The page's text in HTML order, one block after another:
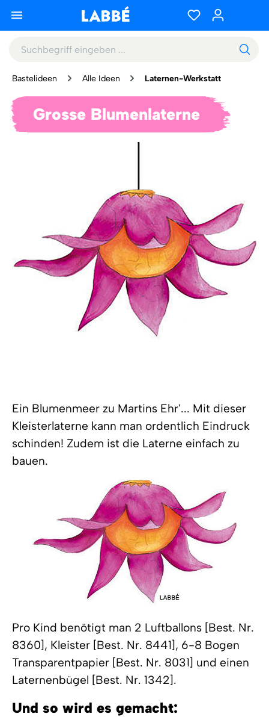
Bastelideen Alle Ideen Laternen-Werkstatt
Grosse Blumenlaterne
Ein Blumenmeer zu Martins Ehr'... Mit dieser
Kleisterlaterne kann man ordentlich Eindruck
schinden! Zudem ist die Laterne einfach zu
bauen.
Pro Kind benötigt man 2 Luftballons [Best. Nr.
8360], Kleister [Best. Nr. 8441], 6-8 Bogen
Transparentpapier [Best. Nr. 8031] und einen
Laternenbügel [Best. Nr. 1342].
Und so wird es gemacht: